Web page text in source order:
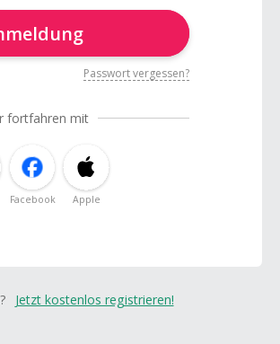
Passwort vergessen?
fortfahren mit
Facebook Apple
Jetzt kostenlos registrieren!